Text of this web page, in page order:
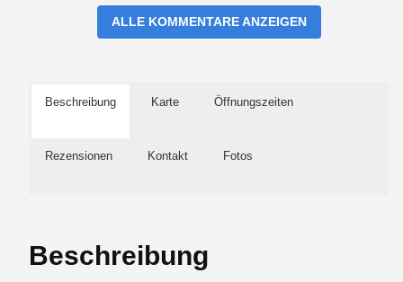
ALLE KOMMENTARE ANZEIGEN
Beschreibung Karte Öffnungszeiten
Rezensionen Kontakt Fotos
Beschreibung